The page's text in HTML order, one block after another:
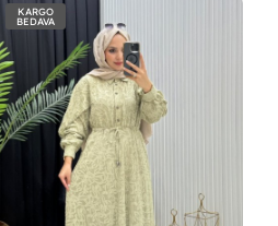
KARGO
BEDAVA